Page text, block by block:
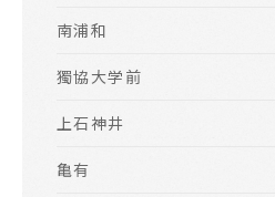
南浦和
獨協大学前
上石神井
亀有